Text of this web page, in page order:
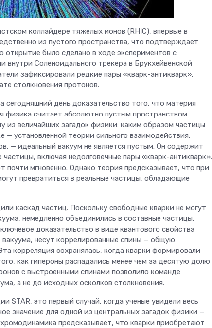
коллайдере тяжелых ионов (RHIC), впервые в
из пустого пространства, что подтверждает
открытие было сделано в ходе экспериментов с
внутри Соленоидального трекера в Брукхейвенской
зафиксировали редкие пары «кварк-антикварк»,
столкновения протонов.
день доказательство того, что материя
физика считает абсолютно пустым пространством.
из величайших загадок физики: каким образом частицы
установленной теории сильного взаимодействия,
— идеальный вакуум не является пустым. Он содержит
включая недолговечные пары «кварк-антикварк».
мгновенно. Однако теория предсказывает, что при
превратиться в реальные частицы, обладающие
каскад частиц. Поскольку свободные кварки не могут
немедленно объединились в составные частицы,
доказательство в виде квантового свойства
несут коррелированные спины — общую
корреляция сохранялась, когда кварки формировали
как гипероны распадались менее чем за десятую долю
с выстроенными спинами позволило команде
а не до исходных осколков столкновения.
STAR, это первый случай, когда ученые увидели весь
значение для одной из центральных загадок физики —
предсказывает, что кварки приобретают